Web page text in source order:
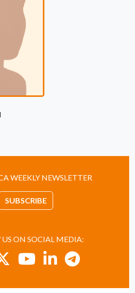
WEEKLY NEWSLETTER
SUBSCRIBE
US ON SOCIAL MEDIA: